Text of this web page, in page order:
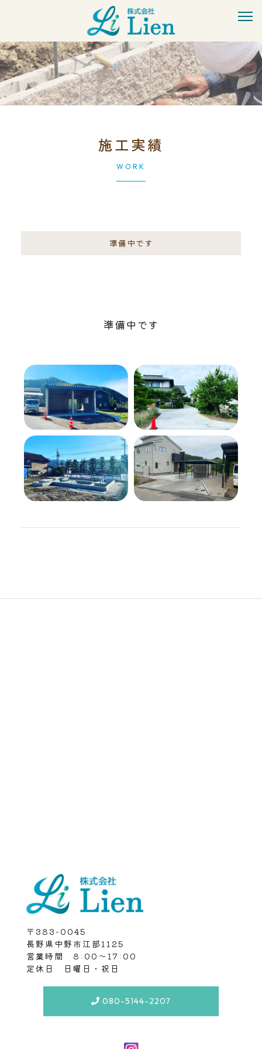
施工実績
WORK
準備中です
準備中です
〒383-0045
長野県中野市江部1125
営業時間 8:00～17:00
定休日 日曜日・祝日
080-5144-2207